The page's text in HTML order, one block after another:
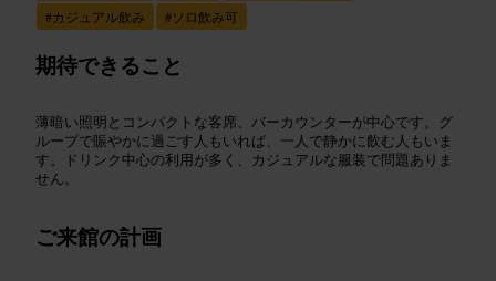
#カジュアル飲み #ソロ飲み可
期待できること
薄暗い照明とコンパクトな客席、バーカウンターが中心です。グ
ループで賑やかに過ごす人もいれば、一人で静かに飲む人もいま
す。ドリンク中心の利用が多く、カジュアルな服装で問題ありま
せん。
ご来館の計画